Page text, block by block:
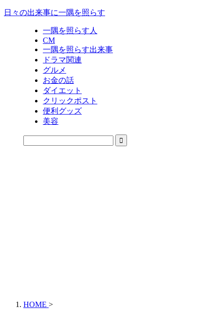
日々の出来事に一隅を照らす
一隅を照らす人
CM
一隅を照らす出来事
ドラマ関連
グルメ
お金の話
ダイエット
クリックポスト
便利グッズ
美容
HOME >